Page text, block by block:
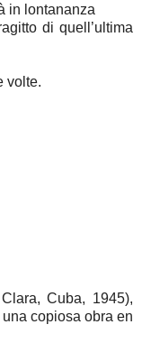
in lontananza
di quell’ultima
volte.
Cuba, 1945),
copiosa obra en